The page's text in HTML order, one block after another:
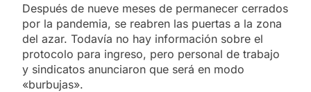
Después de nueve meses de permanecer cerrados
por la pandemia, se reabren las puertas a la zona
del azar. Todavía no hay información sobre el
protocolo para ingreso, pero personal de trabajo
y sindicatos anunciaron que será en modo
«burbujas».